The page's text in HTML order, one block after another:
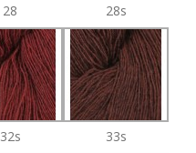
28 28s
32s 33s